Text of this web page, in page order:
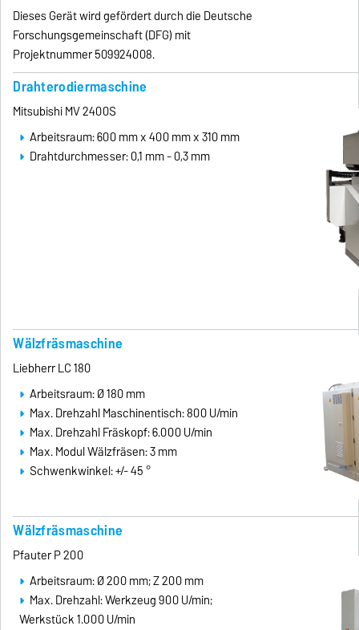
Dieses Gerät wird gefördert durch die Deutsche
Forschungsgemeinschaft (DFG) mit
Projektnummer 509924008.
Drahterodiermaschine
Mitsubishi MV 2400S
Arbeitsraum: 600 mm x 400 mm x 310 mm
Drahtdurchmesser: 0,1 mm - 0,3 mm
Wälzfräsmaschine
Liebherr LC 180
Arbeitsraum: Ø 180 mm
Max. Drehzahl Maschinentisch: 800 U/min
Max. Drehzahl Fräskopf: 6.000 U/min
Max. Modul Wälzfräsen: 3 mm
Schwenkwinkel: +/- 45 °
Wälzfräsmaschine
Pfauter P 200
Arbeitsraum: Ø 200 mm; Z 200 mm
Max. Drehzahl: Werkzeug 900 U/min;
Werkstück 1.000 U/min